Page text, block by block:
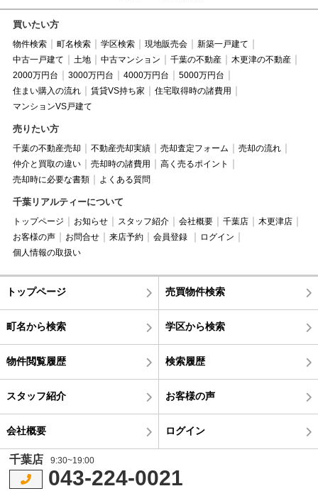
買いたい方
物件検索 町名検索 学区検索 現地販売会
新築一戸建て
中古一戸建て
土地 中古マンション 千葉の不動産
木更津の不動産
2000万円台
3000万円台 4000万円台
5000万円台
住まい購入の流れ
賃貸VS持ち家
住宅取得時の諸費用
マンションVS戸建て
売りたい方
千葉の不動産売却 不動産売却実績 売却査定フォーム
売却の流れ
仲介と買取の違い
売却時の諸費用
高く売るポイント
売却時に必要な書類
よくある質問
千葉リアルティーについて
トップページ お知らせ スタッフ紹介 会社概要 千葉店
木更津店
お客様の声
お問合せ 来店予約 会員登録
ログイン
個人情報の取扱い
トップページ 売買物件検索
町名から検索 学区から検索
物件閲覧履歴 検索履歴
スタッフ紹介 お客様の声
会社概要 ログイン
千葉店 9:30~19:00
043-224-0021